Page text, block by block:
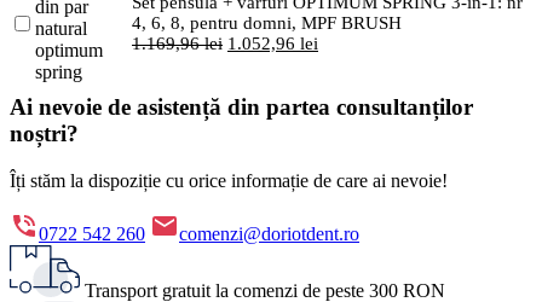
4, 6, 8, pentru domni, MPF BRUSH
1.169,96lei 1.052,96 lei
Ai nevoie de asistență din partea consultanților
noștri?
Îți stăm la dispoziție cu orice informație de care ai nevoie!
0722 542 260 comenzi@doriotdent.ro
Transport gratuit la comenzi de peste 300 RON